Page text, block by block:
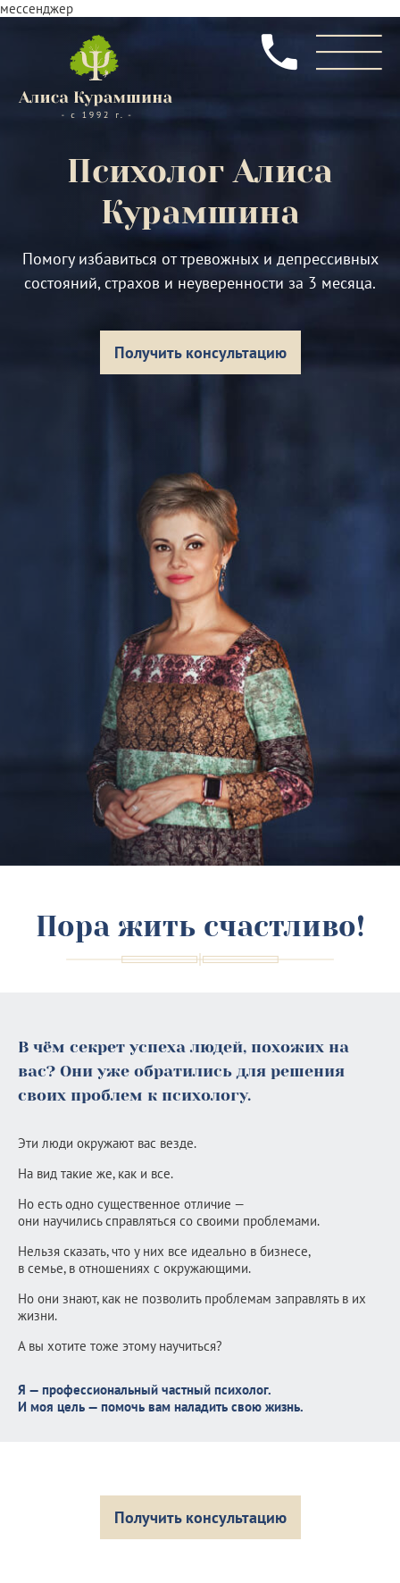
мессенджер
ПсихологАлиса
Курамшина
Помогу избавиться от тревожных и депрессивных
состояний, страхов и неуверенности за 3 месяца.
Получить консультацию
Пора жить счастливо!
В чём секрет успеха людей, похожих на
вас? Они уже обратились для решения
своих проблем к психологу.
Эти люди окружают вас везде.
На вид такие же, как и все.
Но есть одно существенное отличие —
они научились справляться со своими проблемами.
Нельзя сказать, что у них все идеально в бизнесе,
в семье, в отношениях с окружающими.
Но они знают, как не позволить проблемам заправлять в их
жизни.
А вы хотите тоже этому научиться?
Я — профессиональный частный психолог.
И моя цель — помочь вам наладить свою жизнь.
Получить консультацию